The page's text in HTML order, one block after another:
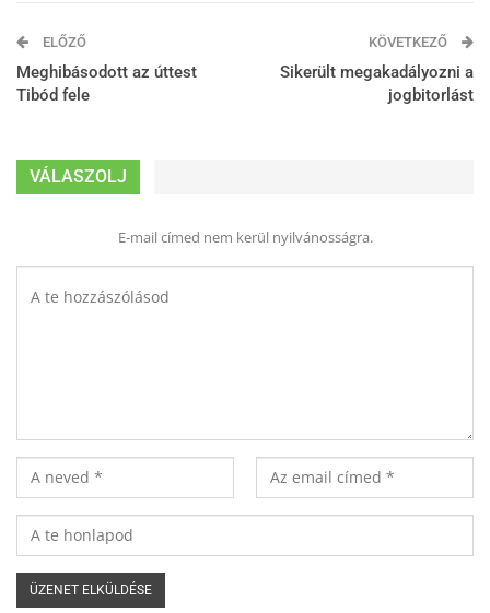
ELŐZŐ
Meghibásodott az úttest
Tibód fele
KÖVETKEZŐ
Sikerült megakadályozni a
jogbitorlást
VÁLASZOLJ
E-mail címed nem kerül nyilvánosságra.